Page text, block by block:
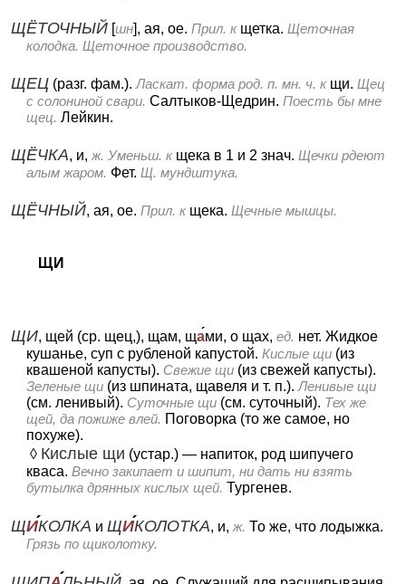
ЩЁТОЧНЫЙ [шн], ая, ое. Прил. к щетка. Щеточная
колодка. Щеточное производство.
ЩЕЦ (разг. фам.). Ласкат. форма род. п. мн. ч. к щи. Щец
с солониной свари. Салтыков-Щедрин. Поесть бы мне
щец. Лейкин.
ЩЁЧКА, и, ж. Уменьш. к щека в 1 и 2 знач. Щечки рдеют
алым жаром. Фет. Щ. мундштука.
ЩЁЧНЫЙ, ая, ое. Прил. к щека. Щечные мышцы.
ЩИ
ЩИ, щей (ср. щец,), щам, щами, о щах, ед. нет. Жидкое
кушанье, суп с рубленой капустой. Кислые щи (из
квашеной капусты). Свежие щи (из свежей капусты).
Зеленые щи (из шпината, щавеля и т. п.). Ленивые щи
(см. ленивый). Суточные щи (см. суточный). Тех же
щей, да пожиже влей. Поговорка (то же самое, но
похуже).
◊ Кислые щи (устар.) — напиток, род шипучего
кваса. Вечно закипает и шипит, ни дать ни взять
бутылка дрянных кислых щей. Тургенев.
ЩИКОЛКА и ЩИКОЛОТКА, и, ж. То же, что лодыжка.
Грязь по щиколотку.